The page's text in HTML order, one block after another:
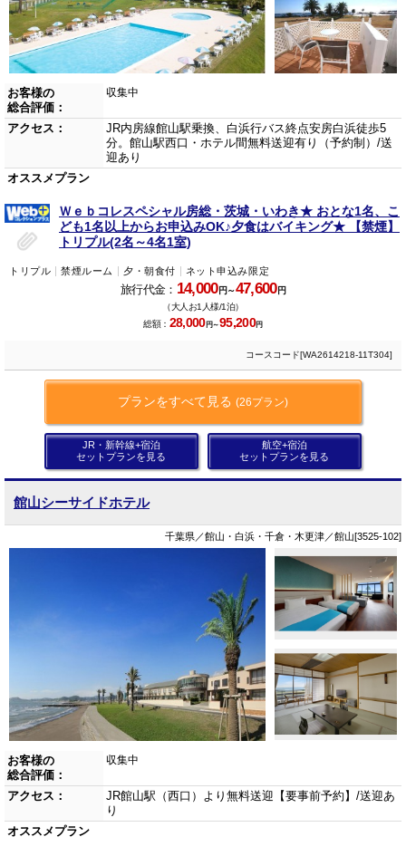
お客様の
総合評価：
収集中
アクセス：
JR内房線館山駅乗換、白浜行バス終点安房白浜徒歩5
分。館山駅西口・ホテル間無料送迎有り（予約制）/送
迎あり
オススメプラン
Ｗｅｂコレスペシャル房総・茨城・いわき★ おとな1名、こ
ども1名以上からお申込みOK♪夕食はバイキング★ 【禁煙】
トリプル(2名～4名1室)
トリプル 禁煙ルーム 夕・朝食付 ネット申込み限定
旅行代金： 14,000円～47,600円
（大人お1人様/1泊）
総額： 28,000円～95,200円
コースコード[WA2614218-11T304]
プランをすべて見る (26プラン)
JR・新幹線+宿泊
セットプランを見る
航空+宿泊
セットプランを見る
館山シーサイドホテル
千葉県／館山・白浜・千倉・木更津／館山[3525-102]
お客様の
総合評価：
収集中
アクセス：
JR館山駅（西口）より無料送迎【要事前予約】/送迎あ
り
オススメプラン